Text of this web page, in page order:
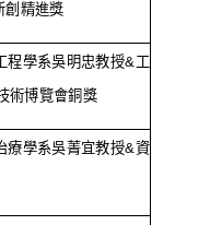
創精進獎
程學系吳明忠教授&工
術博覽會銅獎
療學系吳菁宜教授&資